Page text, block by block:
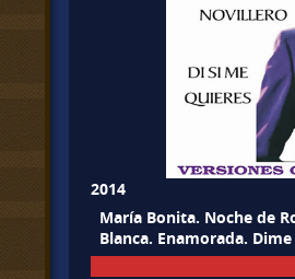
2014
María Bonita. Noche de
Blanca. Enamorada.